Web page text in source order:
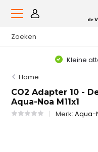
Kleine
Home
CO2 Adapter 10 -
Aqua-Noa M11x1
Merk:Aqua-